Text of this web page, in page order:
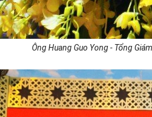
Ông Huang Guo Yong - Tổng